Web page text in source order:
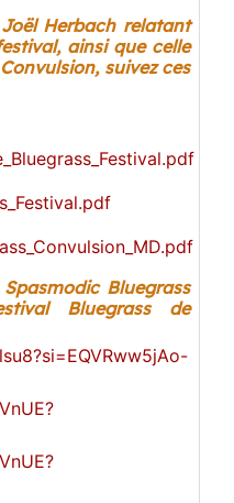
Herbach relatant
ainsi que celle
suivez ces
Bluegrass
Bluegrass de